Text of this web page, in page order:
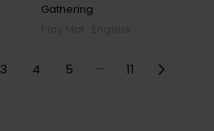
Gathering
3 4 5 … 11